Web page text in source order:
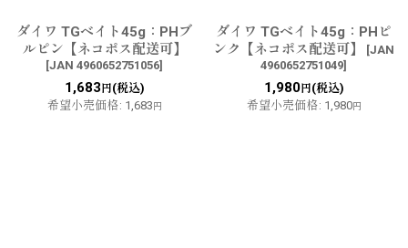
ダイワ TGベイト45g：PHブ
ルピン【ネコポス配送可】
[JAN 4960652751056]
1,683 円(税込)
希望小売価格: 1,683 円
ダイワ TGベイト45g：PHピ
ンク【ネコポス配送可】
[JAN
4960652751049]
1,980円(税込)
希望小売価格: 1,980円